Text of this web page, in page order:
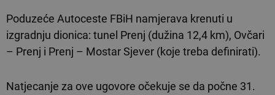
Poduzeće Autoceste FBiH namjerava krenuti u
izgradnju dionica: tunel Prenj (dužina 12,4 km), Ovčari
– Prenj i Prenj – Mostar Sjever (koje treba definirati).
Natjecanje za ove ugovore očekuje se da počne 31.